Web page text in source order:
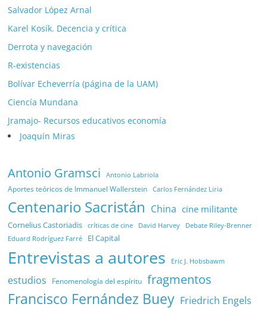
Salvador López Arnal
Karel Kosík. Decencia y crítica
Derrota y navegación
R-existencias
Bolívar Echeverría (página de la UAM)
Ciencía Mundana
Jramajo- Recursos educativos economía
Joaquín Miras
Antonio Gramsci Antonio Labriola
Aportes teóricos de Immanuel Wallerstein Carlos Fernández Liria
Centenario Sacristán China cine militante
Cornelius Castoriadis críticas de cine David Harvey Debate Riley-Brenner
Eduard Rodríguez Farré El Capital
Entrevistas a autores Eric J. Hobsbawm
estudios Fenomenología del espíritu fragmentos
Francisco Fernández Buey Friedrich Engels